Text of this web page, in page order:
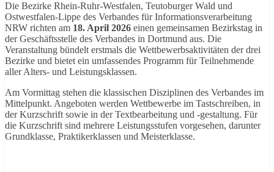
Die Bezirke Rhein‑Ruhr‑Westfalen, Teutoburger Wald und
Ostwestfalen‑Lippe des Verbandes für Informationsverarbeitung
NRW richten am 18. April 2026 einen gemeinsamen Bezirkstag in
der Geschäftsstelle des Verbandes in Dortmund aus. Die
Veranstaltung bündelt erstmals die Wettbewerbsaktivitäten der drei
Bezirke und bietet ein umfassendes Programm für Teilnehmende
aller Alters- und Leistungsklassen.
Am Vormittag stehen die klassischen Disziplinen des Verbandes im
Mittelpunkt. Angeboten werden Wettbewerbe im Tastschreiben, in
der Kurzschrift sowie in der Textbearbeitung und -gestaltung. Für
die Kurzschrift sind mehrere Leistungsstufen vorgesehen, darunter
Grundklasse, Praktikerklassen und Meisterklasse.